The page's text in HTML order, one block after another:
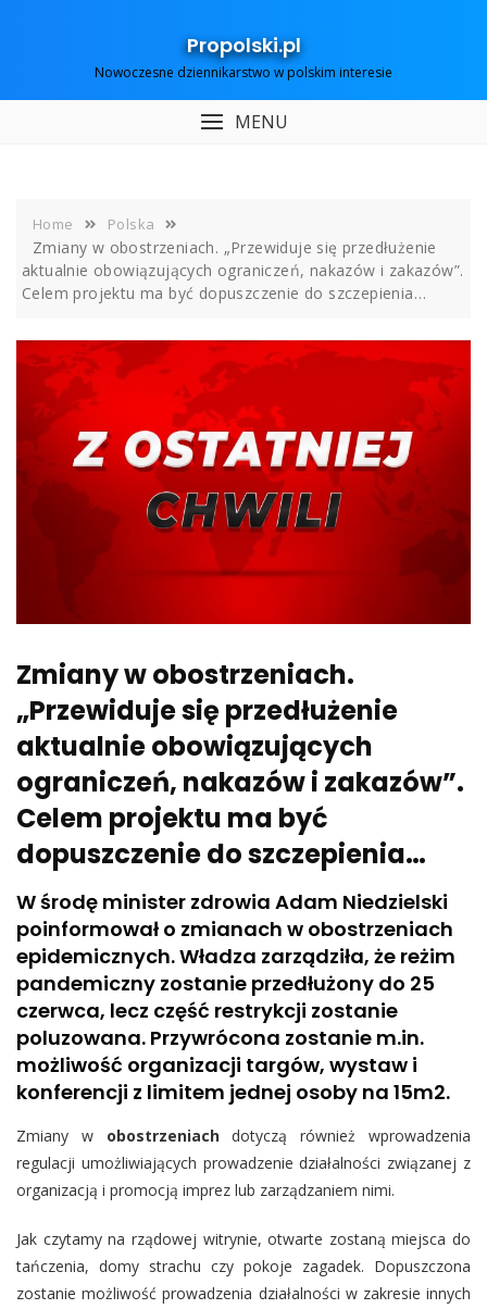
Propolski.pl
Nowoczesne dziennikarstwo w polskim interesie
MENU
Home Polska
Zmiany w obostrzeniach. „Przewiduje się przedłużenie
aktualnie obowiązujących ograniczeń, nakazów i zakazów”.
Celem projektu ma być dopuszczenie do szczepienia…
Zmiany w obostrzeniach.
„Przewiduje się przedłużenie
aktualnie obowiązujących
ograniczeń, nakazów i zakazów”.
Celem projektu ma być
dopuszczenie do szczepienia…
W środę minister zdrowia Adam Niedzielski
poinformował o zmianach w obostrzeniach
epidemicznych. Władza zarządziła, że reżim
pandemiczny zostanie przedłużony do 25
czerwca, lecz część restrykcji zostanie
poluzowana. Przywrócona zostanie m.in.
możliwość organizacji targów, wystaw i
konferencji z limitem jednej osoby na 15m2.
Zmiany w obostrzeniachdotyczą również wprowadzenia
regulacji umożliwiających prowadzenie działalności związanej z
organizacją i promocją imprez lub zarządzaniem nimi.
Jak czytamy na rządowej witrynie, otwarte zostaną miejsca do
tańczenia, domy strachu czy pokoje zagadek. Dopuszczona
zostanie możliwość prowadzenia działalności w zakresie innych